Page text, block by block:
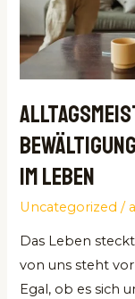
im Leben
Uncategorized /
Das Leben
von uns steht
Egal, ob es sich
Leben